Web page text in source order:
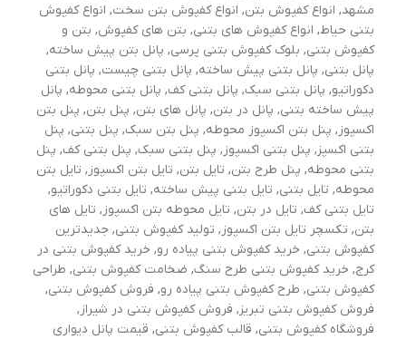
مشهد, انواع کفپوش بتن, انواع کفپوش بتن سخت, انواع کفپوش
بتنی حیاط, انواع کفپوش های بتنی, بتن های کفپوش, بتن و
کفپوش بتنی, بلوک کفپوش بتنی پرسی, پانل بتن پیش ساخته,
پانل بتنی, پانل بتنی پیش ساخته, پانل بتنی چیست, پانل بتنی
دکوراتیو, پانل بتنی سبک, پانل بتنی کف, پانل بتنی محوطه, پانل
پیش ساخته بتنی, پانل در بتن, پانل های بتن, پنل بتن, پنل بتن
اکسپوز, پنل بتن اکسپوز محوطه, پنل بتن سبک, پنل بتنی, پنل
بتنی اکسپز, پنل بتنی اکسپوز, پنل بتنی سبک, پنل بتنی کف, پنل
بتنی محوطه, پنل طرح بتن, تایل بتن, تایل بتن اکسپوز, تایل بتن
محوطه, تایل بتنی, تایل بتنی پیش ساخته, تایل بتنی دکوراتیو,
تایل بتنی کف, تایل در بتن, تایل محوطه بتن اکسپوز, تایل های
بتن, تکسچر تایل بتن اکسپوز, تولید کفپوش بتنی, جدیدترین
کفپوش بتنی, خرید کفپوش بتنی پیاده رو, خرید کفپوش بتنی در
کرج, خرید کفپوش بتنی طرح سنگ, ضخامت کفپوش بتنی, طراحی
کفپوش بتنی, طرح کفپوش بتنی پیاده رو, فروش کفپوش بتنی,
فروش کفپوش بتنی تبریز, فروش کفپوش بتنی در شیراز,
فروشگاه کفپوش بتنی, قالب کفپوش بتنی, قیمت پانل دیواری